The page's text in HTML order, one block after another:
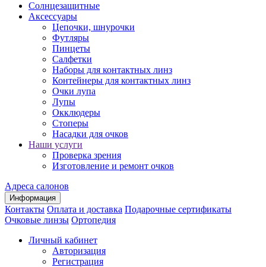
Солнцезащитные
Аксессуары
Цепочки, шнурочки
Футляры
Пинцеты
Салфетки
Наборы для контактных линз
Контейнеры для контактных линз
Очки лупа
Лупы
Окклюдеры
Стоперы
Насадки для очков
Наши услуги
Проверка зрения
Изготовление и ремонт очков
Адреса салонов
Информация
Контакты Оплата и доставка Подарочные сертификаты
Очковые линзы Ортопедия
Личный кабинет
Авторизация
Регистрация